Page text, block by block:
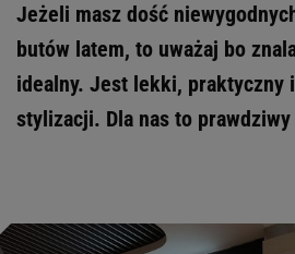
Jeżeli masz dość
butów latem, to uważaj bo
idealny. Jest lekki, praktyczny
stylizacji. Dla nas to prawdziwy